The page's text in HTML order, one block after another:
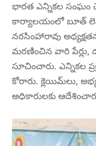
భారత ఎన్నికల సంఘం
కార్యాలయంలో బూత్
నరసింహారావు
మరణించిన వారి పేర్లు,
సూచించారు. ఎన్నికల
కోరారు. క్లెయిమ్‌లు,
అధికారులకు